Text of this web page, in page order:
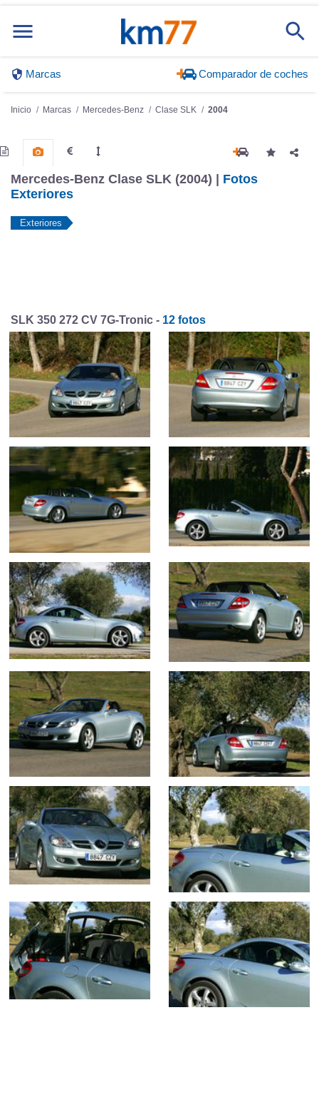
Marcas Comparador de coches
Inicio Marcas Mercedes-Benz Clase SLK 2004
Mercedes-Benz Clase SLK (2004) | Fotos
Exteriores
Exteriores
SLK 350 272 CV 7G-Tronic - 12 fotos